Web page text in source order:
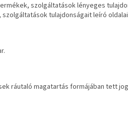
szolgáltatások lényeges
tulajdonságait leíró
ráutaló magatartás formájában tett